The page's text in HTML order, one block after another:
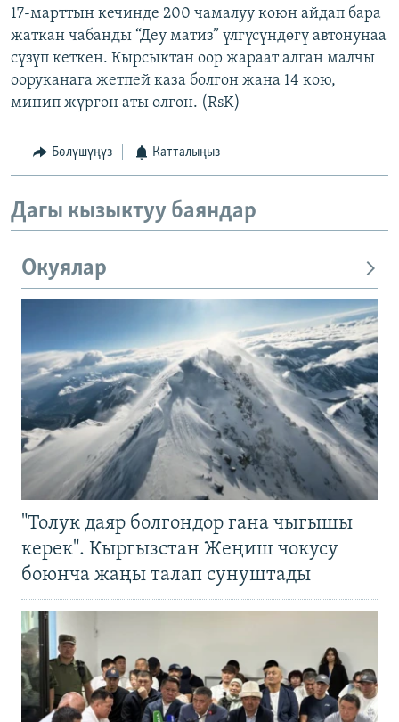
17-марттын кечинде 200 чамалуу коюн айдап бара
жаткан чабанды “Деу матиз” үлгүсүндөгү автонунаа
сүзүп кеткен. Кырсыктан оор жараат алган малчы
ооруканага жетпей каза болгон жана 14 кою,
минип жүргөн аты өлгөн. (RsK)
Бөлүшүңүз Катталыңыз
Дагы кызыктуу баяндар
Окуялар
"Толук даяр болгондор гана чыгышы
керек". Кыргызстан Жеңиш чокусу
боюнча жаңы талап сунуштады